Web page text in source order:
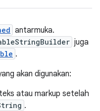
antarmuka.
juga
.
akan digunakan:
atau markup setelah
.